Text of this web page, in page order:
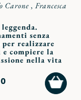
Carone, Francesca
senza
per realizzare
e compiere la
nella vita
AL